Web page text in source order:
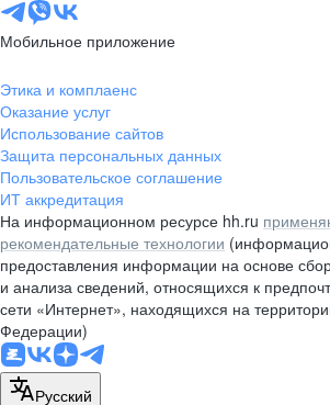
Мобильное приложение
Этика и комплаенс
Оказание услуг
Использование сайтов
Защита персональных данных
Пользовательское соглашение
ИТ аккредитация
На информационном ресурсе hh.ru
рекомендательные технологии
предоставления информации на основе
и анализа сведений, относящихся к
сети «Интернет», находящихся на
Федерации)
Русский